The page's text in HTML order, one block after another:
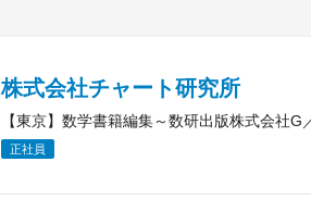
株式会社チャート研究所
【東京】数学書籍編集～数研出版株式会社
正社員